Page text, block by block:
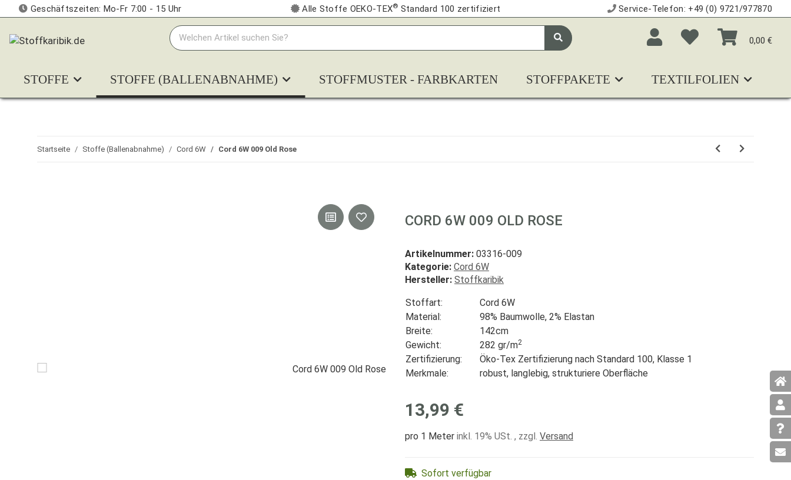
Geschäftszeiten: Mo-Fr 7:00 - 15 Uhr Alle Stoffe OEKO-TEX® Standard 100 zertifiziert Service-Telefon: +49 (0) 9721/977870
0,00 €
STOFFE STOFFE (BALLENABNAHME) STOFFMUSTER - FARBKARTEN STOFFPAKETE TEXTILFOLIEN
Startseite Stoffe (Ballenabnahme) Cord 6W Cord 6W 009 Old Rose
CORD 6W 009 OLD ROSE
Artikelnummer: 03316-009
Kategorie: Cord 6W
Hersteller: Stoffkaribik
Stoffart:
Cord 6W
Material:
98% Baumwolle, 2% Elastan
Breite:
142cm
Gewicht:
282 gr/m2
Zertifizierung:
Öko-Tex Zertifizierung nach Standard 100, Klasse 1
Merkmale:
robust, langlebig, strukturiere Oberfläche
13,99 €
pro 1 Meter inkl. 19% USt. , zzgl. Versand
Sofort verfügbar